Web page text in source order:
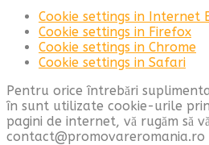
Cookie settings in Internet
Cookie settings in Firefox
Cookie settings in Chrome
Cookie settings in Safari
Pentru orice întrebări
în sunt utilizate cookie-urile
pagini de internet, vă rugăm să
contact@promovareromania.ro